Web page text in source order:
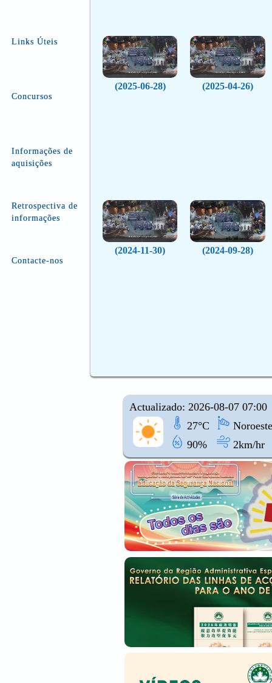
Links Úteis
Concursos
Informações de
aquisições
Retrospectiva de
informações
Contacte-nos
(2025-06-28) (2025-04-26)
(2024-11-30) (2024-09-28)
Actualizado: 2026-08-07 07:00
27°C
Noroeste
90%
2km/hr